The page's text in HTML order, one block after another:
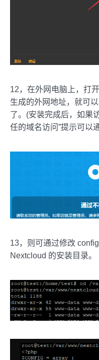
12，在外网电脑上，打
生成的外网地址，就可
了。(安装完成后，如果
任的域名访问”提示可以
13，则可通过修改
Nextcloud 的安装目录。